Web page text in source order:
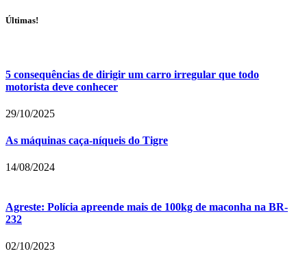
Últimas!
5 consequências de dirigir um carro irregular que todo
motorista deve conhecer
29/10/2025
As máquinas caça-níqueis do Tigre
14/08/2024
Agreste: Polícia apreende mais de 100kg de maconha na BR-
232
02/10/2023